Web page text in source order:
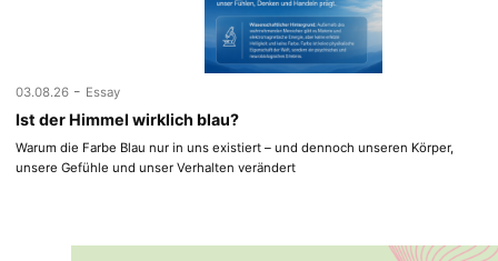
03.08.26 - Essay
Ist der Himmel wirklich blau?
Warum die Farbe Blau nur in uns existiert – und dennoch unseren Körper,
unsere Gefühle und unser Verhalten verändert